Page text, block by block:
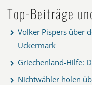
Top-Beiträge
Volker Pispers über
Uckermark
Griechenland-Hilfe:
Nichtwähler holen